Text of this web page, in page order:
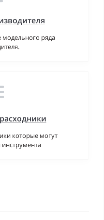
ряда
которые могут
инструмента